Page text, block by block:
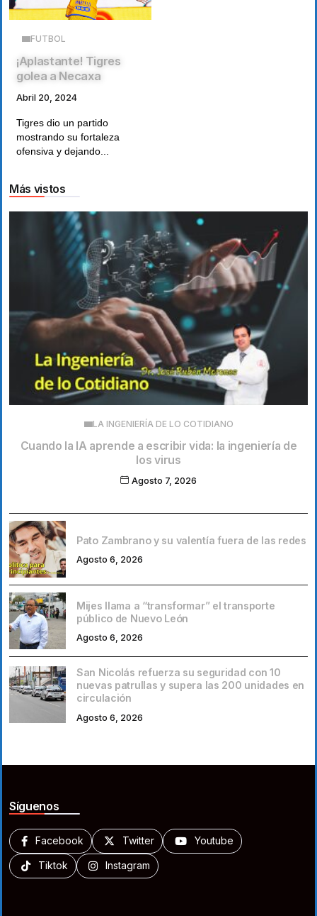
FUTBOL
¡Aplastante! Tigres
golea a Necaxa
Abril 20, 2024
Tigres dio un partido
mostrando su fortaleza
ofensiva y dejando...
Más vistos
LA INGENIERÍA DE LO COTIDIANO
Cuando la IA aprende a escribir vida: la ingeniería de
los virus
Agosto 7, 2026
Pato Zambrano y su valentía fuera de las redes
Agosto 6, 2026
Mijes llama a “transformar” el transporte
público de Nuevo León
Agosto 6, 2026
San Nicolás refuerza su seguridad con 10
nuevas patrullas y supera las 200 unidades en
circulación
Agosto 6, 2026
Síguenos
Facebook Twitter Youtube
Tiktok Instagram